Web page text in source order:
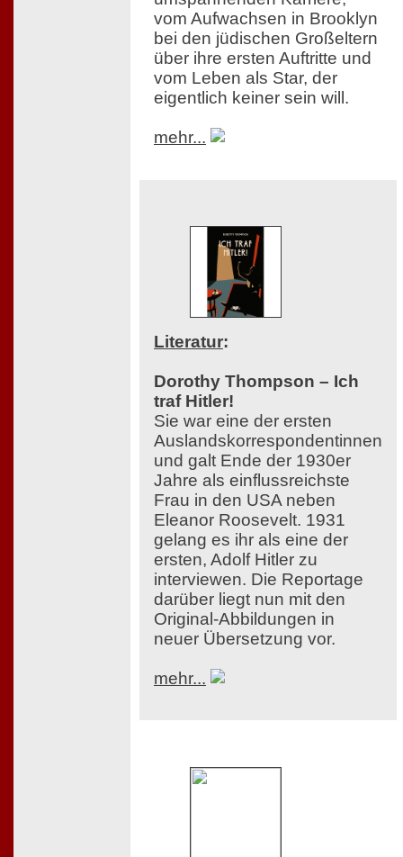
vom Aufwachsen in Brooklyn
bei den jüdischen Großeltern
über ihre ersten Auftritte und
vom Leben als Star, der
eigentlich keiner sein will.
mehr...
Literatur:
Dorothy Thompson – Ich
traf Hitler!
Sie war eine der ersten
Auslandskorrespondentinnen
und galt Ende der 1930er
Jahre als einflussreichste
Frau in den USA neben
Eleanor Roosevelt. 1931
gelang es ihr als eine der
ersten, Adolf Hitler zu
interviewen. Die Reportage
darüber liegt nun mit den
Original-Abbildungen in
neuer Übersetzung vor.
mehr...